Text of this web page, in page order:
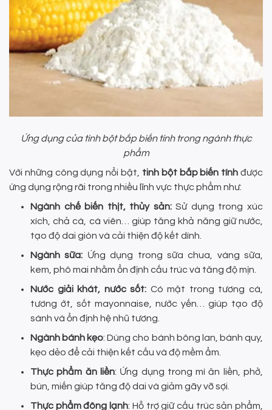
Ứng dụng của tinh bột bắp biến tính trong ngành thực
phẩm
Với những công dụng nổi bật, tinh bột bắp biến tínhđược
ứng dụng rộng rãi trong nhiều lĩnh vực thực phẩm như:
Ngành chế biến thịt, thủy sản:Sử dụng trong xúc
xích, chả cá, cá viên… giúp tăng khả năng giữ nước,
tạo độ dai giòn và cải thiện độ kết dính.
Ngành sữa: Ứng dụng trong sữa chua, váng sữa,
kem, phô mai nhằm ổn định cấu trúc và tăng độ mịn.
Nước giải khát, nước sốt: Có mặt trong tương cà,
tương ớt, sốt mayonnaise, nước yến… giúp tạo độ
sánh và ổn định hệ nhũ tương.
Ngành bánh kẹo: Dùng cho bánh bông lan, bánh quy,
kẹo dẻo để cải thiện kết cấu và độ mềm ẩm.
Thực phẩm ăn liền: Ứng dụng trong mì ăn liền, phở,
bún, miến giúp tăng độ dai và giảm gãy vỡ sợi.
Thực phẩm đông lạnh: Hỗ trợ giữ cấu trúc sản phẩm,